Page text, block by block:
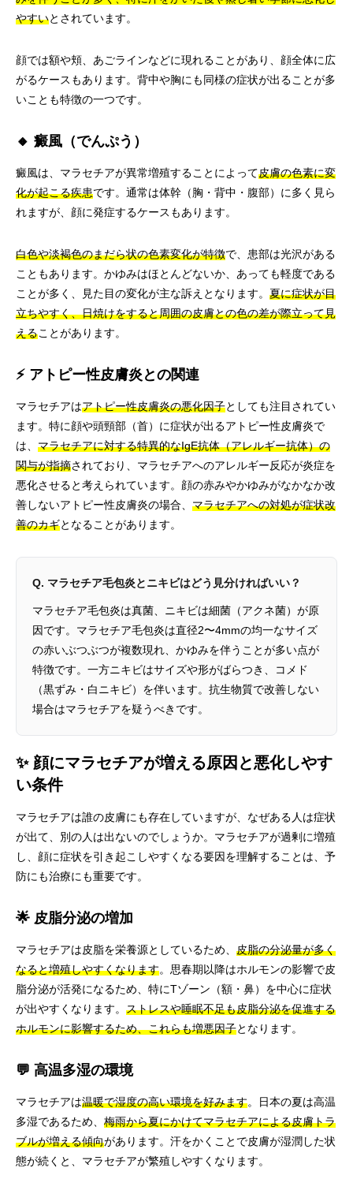
やすいとされています。
顔では額や頬、あごラインなどに現れることがあり、顔全体に広
がるケースもあります。背中や胸にも同様の症状が出ることが多
いことも特徴の一つです。
🔸 癜風（でんぷう）
癜風は、マラセチアが異常増殖することによって皮膚の色素に変
化が起こる疾患です。通常は体幹（胸・背中・腹部）に多く見ら
れますが、顔に発症するケースもあります。
白色や淡褐色のまだら状の色素変化が特徴で、患部は光沢がある
こともあります。かゆみはほとんどないか、あっても軽度である
ことが多く、見た目の変化が主な訴えとなります。 夏に症状が目
立ちやすく、日焼けをすると周囲の皮膚との色の差が際立って見
えることがあります。
⚡ アトピー性皮膚炎との関連
マラセチアはアトピー性皮膚炎の悪化因子としても注目されてい
ます。特に顔や頭頸部（首）に症状が出るアトピー性皮膚炎で
は、 マラセチアに対する特異的なIgE抗体（アレルギー抗体）の
関与が指摘されており、マラセチアへのアレルギー反応が炎症を
悪化させると考えられています。顔の赤みやかゆみがなかなか改
善しないアトピー性皮膚炎の場合、 マラセチアへの対処が症状改
善のカギとなることがあります。
Q. マラセチア毛包炎とニキビはどう見分ければいい？
マラセチア毛包炎は真菌、ニキビは細菌（アクネ菌）が原
因です。マラセチア毛包炎は直径2〜4mmの均一なサイズ
の赤いぶつぶつが複数現れ、かゆみを伴うことが多い点が
特徴です。一方ニキビはサイズや形がばらつき、コメド
（黒ずみ・白ニキビ）を伴います。抗生物質で改善しない
場合はマラセチアを疑うべきです。
✨ 顔にマラセチアが増える原因と悪化しやす
い条件
マラセチアは誰の皮膚にも存在していますが、なぜある人は症状
が出て、別の人は出ないのでしょうか。マラセチアが過剰に増殖
し、顔に症状を引き起こしやすくなる要因を理解することは、予
防にも治療にも重要です。
🌟 皮脂分泌の増加
マラセチアは皮脂を栄養源としているため、 皮脂の分泌量が多く
なると増殖しやすくなります。思春期以降はホルモンの影響で皮
脂分泌が活発になるため、特にTゾーン（額・鼻）を中心に症状
が出やすくなります。 ストレスや睡眠不足も皮脂分泌を促進する
ホルモンに影響するため、これらも増悪因子となります。
💬 高温多湿の環境
マラセチアは温暖で湿度の高い環境を好みます。日本の夏は高温
多湿であるため、 梅雨から夏にかけてマラセチアによる皮膚トラ
ブルが増える傾向があります。汗をかくことで皮膚が湿潤した状
態が続くと、マラセチアが繁殖しやすくなります。